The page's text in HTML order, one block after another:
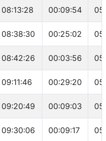
08:13:28 00:09:54
08:38:30 00:25:02
08:42:26 00:03:56
09:11:46 00:29:20
09:20:49 00:09:03
09:30:06 00:09:17